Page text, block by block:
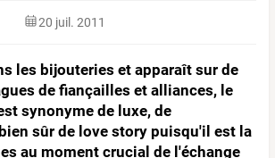
20 juil. 2011
les bijouteries et apparaît sur de
de fiançailles et alliances, le
synonyme de luxe, de
sûr de love story puisqu'il est la
au moment crucial de l'échange